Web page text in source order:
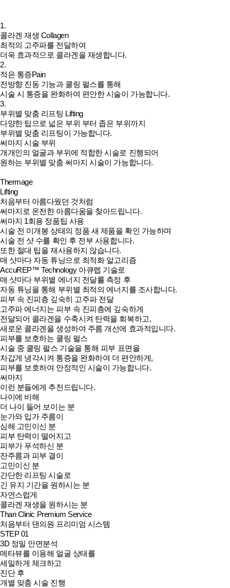
1.
콜라겐 재생 Collagen
최적의 고주파를 전달하여
더욱 효과적으로 콜라겐을 재생합니다.
2.
적은 통증Pain
전방향 진동 기능과 쿨링 펄스를 통해
시술 시 통증을 완화하여 편안한 시술이 가능합니다.
3.
부위별 맞춤 리프팅 Lifting
다양한 팁으로 넓은 부위 부터 좁은 부위까지
부위별 맞춤 리프팅이 가능합니다.
써마지 시술 부위
개개인의 얼굴과 부위에 적합한 시술로 진행되어
원하는 부위별 맞춤 써마지 시술이 가능합니다.
Thermage
Lifting
처음부터 아름다웠던 것처럼
써마지 로 온전한 아름다움을 찾아드립니다.
써마지 1회용 정품팁 사용
시술 전 미개봉 상태의 정품 새 제품을 확인 가능하며
시술 전 샷 수를 확인 후 전부 사용합니다.
또한 절대 팁을 재사용하지 않습니다.
매 샷마다 자동 튜닝으로 최적화 알고리즘
AccuREP™ Technology 아큐렙 기술로
매 샷마다 부위별 에너지 전달률 측정 후
자동 튜닝을 통해 부위별 최적의 에너지를 조사합니다.
피부 속 진피층 깊숙히 고주파 전달
고주파 에너지는 피부 속 진피층에 깊숙하게
전달되어 콜라겐을 수축시켜 탄력을 회복하고,
새로운 콜라겐을 생성하여 주름 개선에 효과적입니다.
피부를 보호하는 쿨링 펄스
시술 중 쿨링 펄스 기술을 통해 피부 표면을
차갑게 냉각시켜 통증을 완화하여 더 편안하게,
피부를 보호하여 안정적인 시술이 가능합니다.
써마지
이런 분들에게 추천드립니다.
나이에 비해
더 나이 들어 보이는 분
눈가와 입가 주름이
심해 고민이신 분
피부 탄력이 떨어지고
피부가 푸석하신 분
잔주름과 피부 결이
고민이신 분
간단한 리프팅 시술로
긴 유지 기간을 원하시는 분
자연스럽게
콜라겐 재생을 원하시는 분
Than Clinic Premium Service
처음부터 댄의원 프리미엄 시스템
STEP 01
3D 정밀 안면분석
메타뷰를 이용해 얼굴 상태를
세밀하게 체크하고
진단 후
개별 맞춤 시술 진행